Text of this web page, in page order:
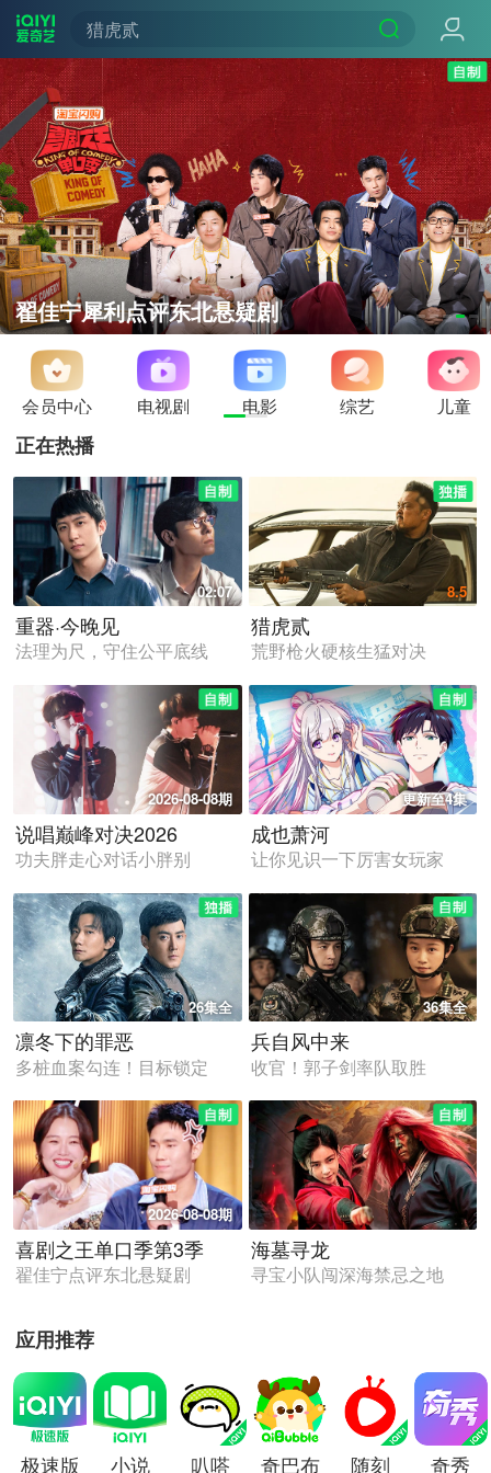
猎虎贰
翟佳宁犀利点评东北悬疑剧
会员中心 电视剧 电影 综艺 儿童
正在热播
02:07
重器·今晚见
法理为尺，守住公平底线
8.5
猎虎贰
荒野枪火硬核生猛对决
2026-08-08期
说唱巅峰对决2026
功夫胖走心对话小胖别
更新至4集
成也萧河
让你见识一下厉害女玩家
26集全
凛冬下的罪恶
多桩血案勾连！目标锁定
36集全
兵自风中来
收官！郭子剑率队取胜
2026-08-08期
喜剧之王单口季第3季
翟佳宁点评东北悬疑剧
海墓寻龙
寻宝小队闯深海禁忌之地
应用推荐
极速版 小说 叭嗒 奇巴布 随刻 奇秀